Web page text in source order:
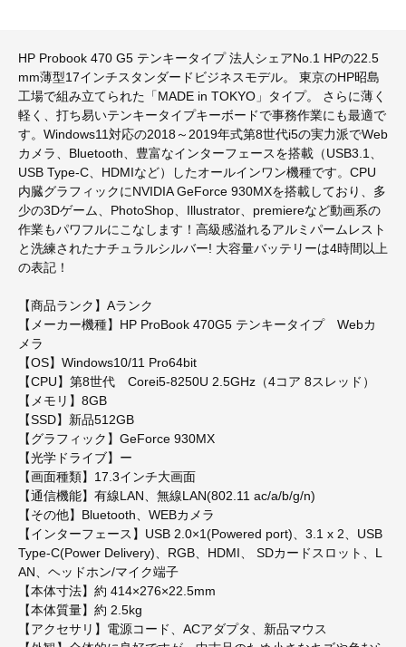
HP Probook 470 G5 テンキータイプ 法人シェアNo.1 HPの22.5
mm薄型17インチスタンダードビジネスモデル。 東京のHP昭島
工場で組み立てられた「MADE in TOKYO」タイプ。 さらに薄く
軽く、打ち易いテンキータイプキーボードで事務作業にも最適で
す。Windows11対応の2018～2019年式第8世代i5の実力派でWeb
カメラ、Bluetooth、豊富なインターフェースを搭載（USB3.1、
USB Type-C、HDMIなど）したオールインワン機種です。CPU
内臓グラフィックにNVIDIA GeForce 930MXを搭載しており、多
少の3Dゲーム、PhotoShop、Illustrator、premiereなど動画系の
作業もパワフルにこなします！高級感溢れるアルミパームレスト
と洗練されたナチュラルシルバー! 大容量バッテリーは4時間以上
の表記！
【商品ランク】Aランク
【メーカー機種】HP ProBook 470G5 テンキータイプ Webカ
メラ
【OS】Windows10/11 Pro64bit
【CPU】第8世代 Corei5-8250U 2.5GHz（4コア 8スレッド）
【メモリ】8GB
【SSD】新品512GB
【グラフィック】GeForce 930MX
【光学ドライブ】ー
【画面種類】17.3インチ大画面
【通信機能】有線LAN、無線LAN(802.11 ac/a/b/g/n)
【その他】Bluetooth、WEBカメラ
【インターフェース】USB 2.0×1(Powered port)、3.1 x 2、USB
Type-C(Power Delivery)、RGB、HDMI、 SDカードスロット、L
AN、ヘッドホン/マイク端子
【本体寸法】約 414×276×22.5mm
【本体質量】約 2.5kg
【アクセサリ】電源コード、ACアダプタ、新品マウス